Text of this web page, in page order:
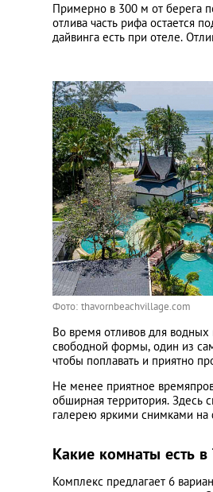
Примерно в 300 м от берега
отлива часть рифа остается
дайвинга есть при отеле.
Фото: thavornbeachvillage.com
Во время отливов для
свободной формы, один из
чтобы поплавать и приятно
Не менее приятное
обширная территория. Здесь
галерею яркими снимками на
Какие комнаты есть
Комплекс предлагает 6